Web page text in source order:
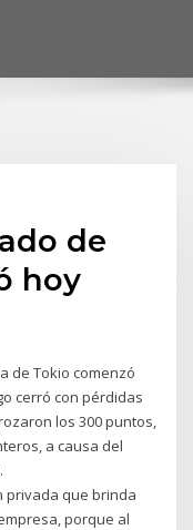
de
hoy
de Tokio comenzó
cerró con pérdidas
los 300 puntos,
a causa del
privada que brinda
porque al